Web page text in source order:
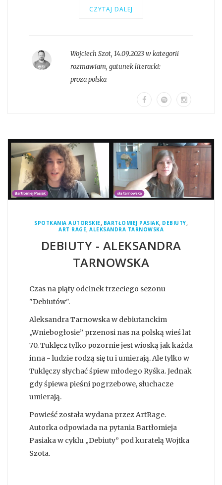
CZYTAJ DALEJ
Wojciech Szot, 14.09.2023 w kategorii
rozmawiam, gatunek literacki:
proza polska
SPOTKANIA AUTORSKIE, BARTŁOMIEJ PASIAK, DEBIUTY,
ART RAGE, ALEKSANDRA TARNOWSKA
DEBIUTY - ALEKSANDRA
TARNOWSKA
Czas na piąty odcinek trzeciego sezonu
"Debiutów".
Aleksandra Tarnowska w debiutanckim
„Wniebogłosie” przenosi nas na polską wieś lat
70. Tuklęcz tylko pozornie jest wioską jak każda
inna - ludzie rodzą się tu i umierają. Ale tylko w
Tuklęczy słychać śpiew młodego Ryśka. Jednak
gdy śpiewa pieśni pogrzebowe, słuchacze
umierają.
Powieść została wydana przez ArtRage.
Autorka odpowiada na pytania Bartłomieja
Pasiaka w cyklu „Debiuty” pod kuratelą Wojtka
Szota.